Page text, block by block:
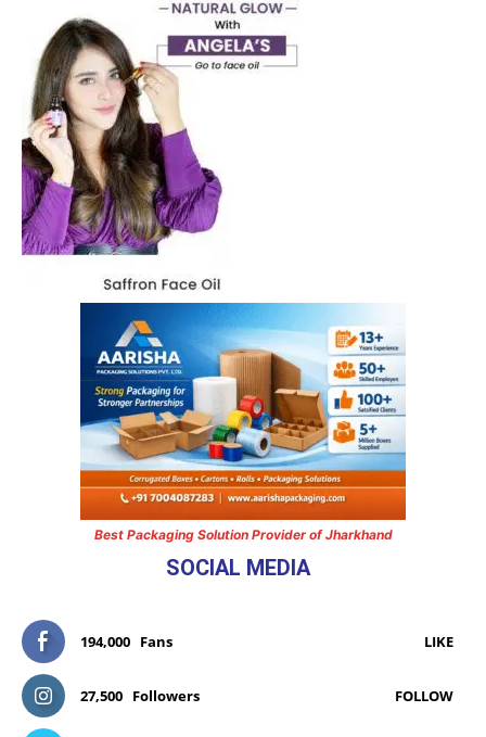
Best Packaging Solution Provider of Jharkhand
SOCIAL MEDIA
194,000 Fans LIKE
27,500 Followers FOLLOW